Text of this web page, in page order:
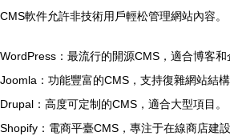
CMS軟件允許非技術用戶輕松管理網站內容。
WordPress：最流行的開源CMS，適合博客和
Joomla：功能豐富的CMS，支持復雜網站結構
Drupal：高度可定制的CMS，適合大型項目。
Shopify：電商平臺CMS，專注于在線商店建設